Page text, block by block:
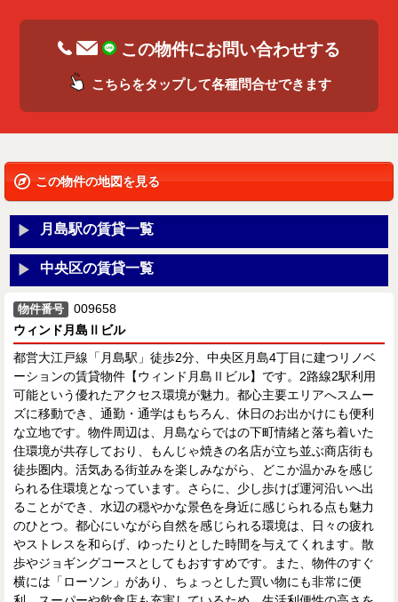
この物件にお問い合わせする
こちらをタップして各種問合せできます
この物件の地図を見る
月島駅の賃貸一覧
中央区の賃貸一覧
物件番号
009658
ウィンド月島Ⅱビル
都営大江戸線「月島駅」徒歩2分、中央区月島4丁目に建つリノベ
ーションの賃貸物件【ウィンド月島Ⅱビル】です。2路線2駅利用
可能という優れたアクセス環境が魅力。都心主要エリアへスムー
ズに移動でき、通勤・通学はもちろん、休日のお出かけにも便利
な立地です。物件周辺は、月島ならではの下町情緒と落ち着いた
住環境が共存しており、もんじゃ焼きの名店が立ち並ぶ商店街も
徒歩圏内。活気ある街並みを楽しみながら、どこか温かみを感じ
られる住環境となっています。さらに、少し歩けば運河沿いへ出
ることができ、水辺の穏やかな景色を身近に感じられる点も魅力
のひとつ。都心にいながら自然を感じられる環境は、日々の疲れ
やストレスを和らげ、ゆったりとした時間を与えてくれます。散
歩やジョギングコースとしてもおすすめです。また、物件のすぐ
横には「ローソン」があり、ちょっとした買い物にも非常に便